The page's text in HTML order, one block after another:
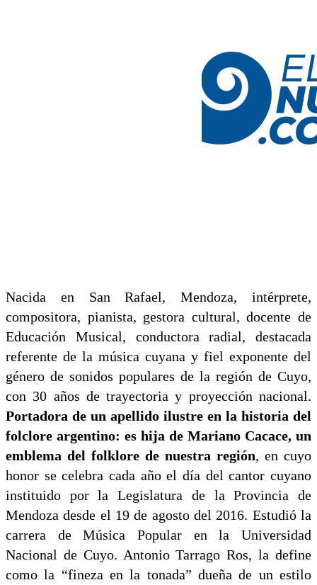
Nacida en San Rafael, Mendoza, intérprete,
compositora, pianista, gestora cultural, docente de
Educación Musical, conductora radial, destacada
referente de la música cuyana y fiel exponente del
género de sonidos populares de la región de Cuyo,
con 30 años de trayectoria y proyección nacional.
Portadora de un apellido ilustre en la historia del
folclore argentino: es hija de Mariano Cacace, un
emblema del folklore de nuestra región, en cuyo
honor se celebra cada año el día del cantor cuyano
instituido por la Legislatura de la Provincia de
Mendoza desde el 19 de agosto del 2016. Estudió la
carrera de Música Popular en la Universidad
Nacional de Cuyo. Antonio Tarrago Ros, la define
como la “fineza en la tonada” dueña de un estilo